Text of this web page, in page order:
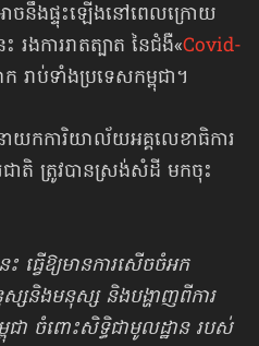
ចនឹងផ្ទុះឡើង​នៅពេលក្រោយ
រងការរាតត្បាត នៃជំងឺ«Covid-
ប់ទាំងប្រទេសកម្ពុជា។
កការិយាល័យអគ្គលេខាធិការ
ាតិ ត្រូវបានស្រង់សំដី មកចុះ
ះ ធ្វើឱ្យមានការសើចចំអក
ស្សនិងមនុស្ស និងបង្ហាញពីការ
ជា ចំពោះសិទ្ធិជាមូលដ្ឋាន របស់